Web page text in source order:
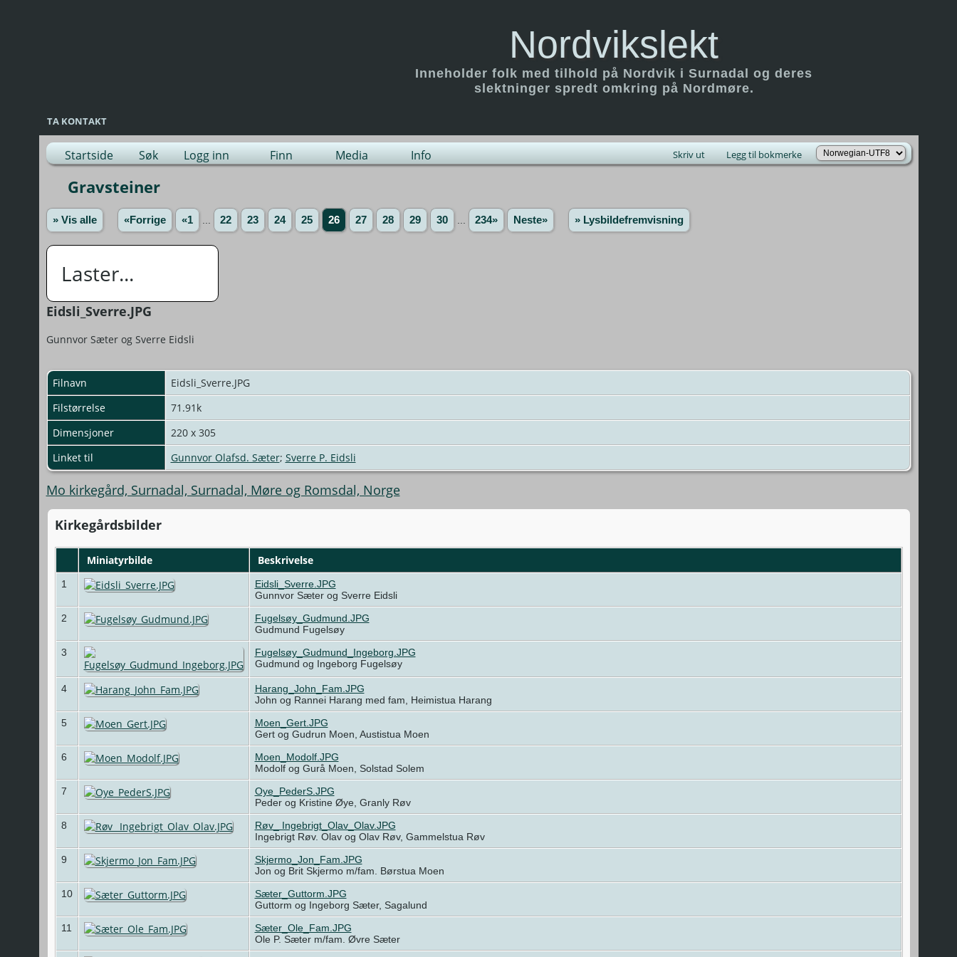
Nordvikslekt
Inneholder folk med tilhold på Nordvik i Surnadal og deres
slektninger spredt omkring på Nordmøre.
TA KONTAKT
Startside Søk Logg inn Finn Media Info Skriv ut Legg til bokmerke
Gravsteiner
» Vis alle «Forrige «1 22 23 24 25 26 27 28 29 30 234» Neste» » Lysbildefremvisning
Laster...
Eidsli_Sverre.JPG
Gunnvor Sæter og Sverre Eidsli
Filnavn
Eidsli_Sverre.JPG
Filstørrelse
71.91k
Dimensjoner
220 x 305
Linket til
Gunnvor Olafsd. Sæter; Sverre P. Eidsli
Mo kirkegård, Surnadal, Surnadal, Møre og Romsdal, Norge
Kirkegårdsbilder
Miniatyrbilde Beskrivelse
1
Eidsli_Sverre.JPG
Gunnvor Sæter og Sverre Eidsli
2
Fugelsøy_Gudmund.JPG
Gudmund Fugelsøy
3
Fugelsøy_Gudmund_Ingeborg.JPG
Gudmund og Ingeborg Fugelsøy
4
Harang_John_Fam.JPG
John og Rannei Harang med fam, Heimistua Harang
5
Moen_Gert.JPG
Gert og Gudrun Moen, Austistua Moen
6
Moen_Modolf.JPG
Modolf og Gurå Moen, Solstad Solem
7
Oye_PederS.JPG
Peder og Kristine Øye, Granly Røv
8
Røv_ Ingebrigt_Olav_Olav.JPG
Ingebrigt Røv. Olav og Olav Røv, Gammelstua Røv
9
Skjermo_Jon_Fam.JPG
Jon og Brit Skjermo m/fam. Børstua Moen
10
Sæter_Guttorm.JPG
Guttorm og Ingeborg Sæter, Sagalund
11
Sæter_Ole_Fam.JPG
Ole P. Sæter m/fam. Øvre Sæter